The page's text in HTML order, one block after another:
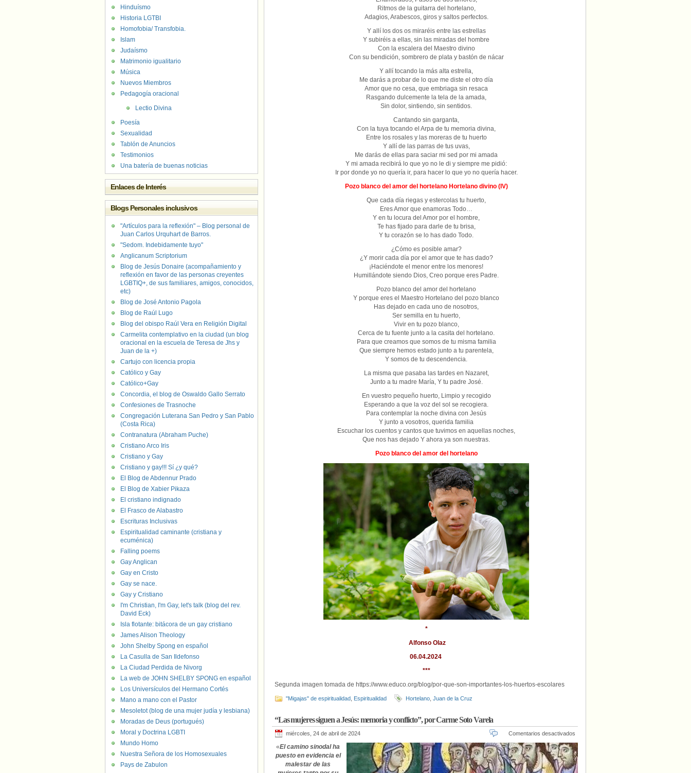
Ritmos de la guitarra del hortelano,
Adagios, Arabescos, giros y saltos perfectos.
Y allí los dos os miraréis entre las estrellas
Y subiréis a ellas, sin las miradas del hombre
Con la escalera del Maestro divino
Con su bendición, sombrero de plata y bastón de nácar
Y allí tocando la más alta estrella,
Me darás a probar de lo que me diste el otro día
Amor que no cesa, que embriaga sin resaca
Rasgando dulcemente la tela de la amada,
Sin dolor, sintiendo, sin sentidos.
Cantando sin garganta,
Con la tuya tocando el Arpa de tu memoria divina,
Entre los rosales y las moreras de tu huerto
Y allí de las parras de tus uvas,
Me darás de ellas para saciar mi sed por mi amada
Y mi amada recibirá lo que yo no le di y siempre me pidió:
Ir por donde yo no quería ir, para hacer lo que yo no quería hacer.
Pozo blanco del amor del hortelano Hortelano divino (IV)
Que cada día riegas y estercolas tu huerto,
Eres Amor que enamoras Todo…
Y en tu locura del Amor por el hombre,
Te has fijado para darle de tu brisa,
Y tu corazón se lo has dado Todo.
¿Cómo es posible amar?
¿Y morir cada día por el amor que te has dado?
¡Haciéndote el menor entre los menores!
Humillándote siendo Dios, Creo porque eres Padre.
Pozo blanco del amor del hortelano
Y porque eres el Maestro Hortelano del pozo blanco
Has dejado en cada uno de nosotros,
Ser semilla en tu huerto,
Vivir en tu pozo blanco,
Cerca de tu fuente junto a la casita del hortelano.
Para que creamos que somos de tu misma familia
Que siempre hemos estado junto a tu parentela,
Y somos de tu descendencia.
La misma que pasaba las tardes en Nazaret,
Junto a tu madre María, Y tu padre José.
En vuestro pequeño huerto, Limpio y recogido
Esperando a que la voz del sol se recogiera.
Para contemplar la noche divina con Jesús
Y junto a vosotros, querida familia
Escuchar los cuentos y cantos que tuvimos en aquellas noches,
Que nos has dejado Y ahora ya son nuestras.
Pozo blanco del amor del hortelano
*
Alfonso Olaz
06.04.2024
***
Segunda imagen tomada de https://www.educo.org/blog/por-que-son-importantes-los-huertos-escolares
"Migajas" de espiritualidad Espiritualidad Hortelano Juan de la Cruz
“Las mujeres siguen a Jesús: memoria y conflicto”, por Carme Soto Varela
miércoles, 24 de abril de 2024 Comentarios desactivados
«El camino sinodal ha
puesto en evidencia el
malestar de las
Hinduísmo
Historia LGTBI
Homofobia/ Transfobia.
Islam
Judaísmo
Matrimonio igualitario
Música
Nuevos Miembros
Pedagogía oracional
Lectio Divina
Poesía
Sexualidad
Tablón de Anuncios
Testimonios
Una batería de buenas noticias
Enlaces de Interés
Blogs Personales inclusivos
"Artículos para la reflexión" – Blog personal de
Juan Carlos Urquhart de Barros.
"Sedom. Indebidamente tuyo"
Anglicanum Scriptorium
Blog de Jesús Donaire (acompañamiento y
reflexión en favor de las personas creyentes
LGBTIQ+, de sus familiares, amigos, conocidos,
etc)
Blog de José Antonio Pagola
Blog de Raúl Lugo
Blog del obispo Raúl Vera en Religión Digital
Carmelita contemplativo en la ciudad (un blog
oracional en la escuela de Teresa de Jhs y
Juan de la +)
Cartujo con licencia propia
Católico y Gay
Católico+Gay
Concordia, el blog de Oswaldo Gallo Serrato
Confesiones de Trasnoche
Congregación Luterana San Pedro y San Pablo
(Costa Rica)
Contranatura (Abraham Puche)
Cristiano Arco Iris
Cristiano y Gay
Cristiano y gay!!! Sí ¿y qué?
El Blog de Abdennur Prado
El Blog de Xabier Pikaza
El cristiano indignado
El Frasco de Alabastro
Escrituras Inclusivas
Espiritualidad caminante (cristiana y
ecuménica)
Falling poems
Gay Anglican
Gay en Cristo
Gay se nace.
Gay y Cristiano
I'm Christian, I'm Gay, let's talk (blog del rev.
David Eck)
Isla flotante: bitácora de un gay cristiano
James Alison Theology
John Shelby Spong en español
La Casulla de San Ildefonso
La Ciudad Perdida de Nivorg
La web de JOHN SHELBY SPONG en español
Los Universículos del Hermano Cortés
Mano a mano con el Pastor
Mesoletot (blog de una mujer judía y lesbiana)
Moradas de Deus (portugués)
Moral y Doctrina LGBTI
Mundo Homo
Nuestra Señora de los Homosexuales
Pays de Zabulon